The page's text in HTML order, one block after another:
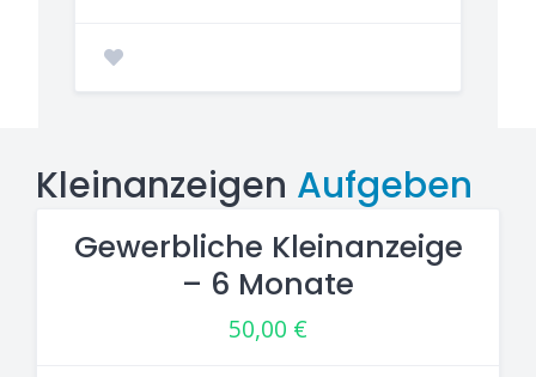
Kleinanzeigen Aufgeben
Gewerbliche Kleinanzeige
– 6 Monate
50,00 €